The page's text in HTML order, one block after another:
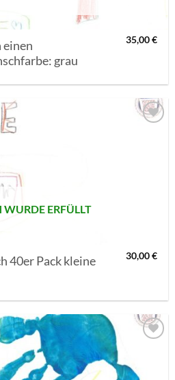
einen
grau
35,00€
ERFÜLLT
40er Pack kleine
30,00€
AUF MEINE
MERKLISTE
SETZEN